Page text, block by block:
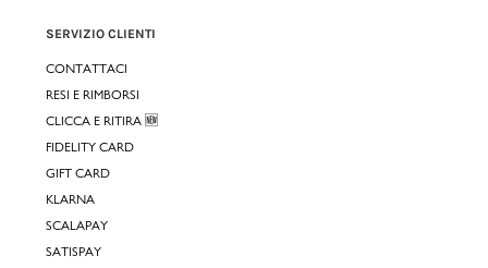
SERVIZIO CLIENTI
CONTATTACI
RESI E RIMBORSI
CLICCA E RITIRA 🆕
FIDELITY CARD
GIFT CARD
KLARNA
SCALAPAY
SATISPAY